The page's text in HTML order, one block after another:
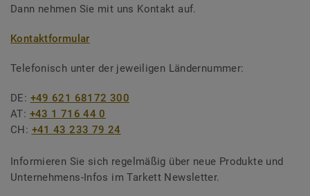
Dann nehmen Sie mit uns Kontakt auf.
Kontaktformular
Telefonisch unter der jeweiligen Ländernummer:
DE: +49 621 68172 300
AT: +43 1 716 44 0
CH: +41 43 233 79 24
Informieren Sie sich regelmäßig über neue Produkte und
Unternehmens-Infos im Tarkett Newsletter.